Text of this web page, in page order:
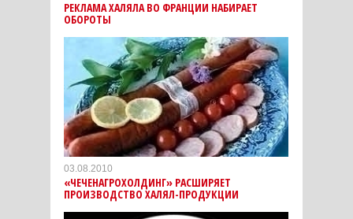
РЕКЛАМА ХАЛЯЛА ВО ФРАНЦИИ НАБИРАЕТ
ОБОРОТЫ
03.08.2010
«ЧЕЧЕНАГРОХОЛДИНГ» РАСШИРЯЕТ
ПРОИЗВОДСТВО ХАЛЯЛ-ПРОДУКЦИИ